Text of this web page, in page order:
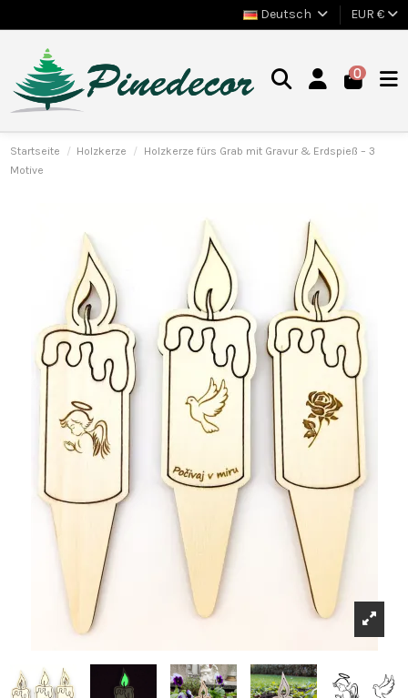
Deutsch EUR €
0
Startseite Holzkerze
Holzkerze fürs Grab mit Gravur & Erdspieß – 3
Motive